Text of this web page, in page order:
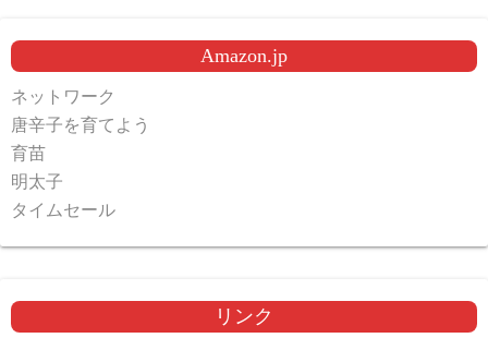
Amazon.jp
ネットワーク
唐辛子を育てよう
育苗
明太子
タイムセール
リンク